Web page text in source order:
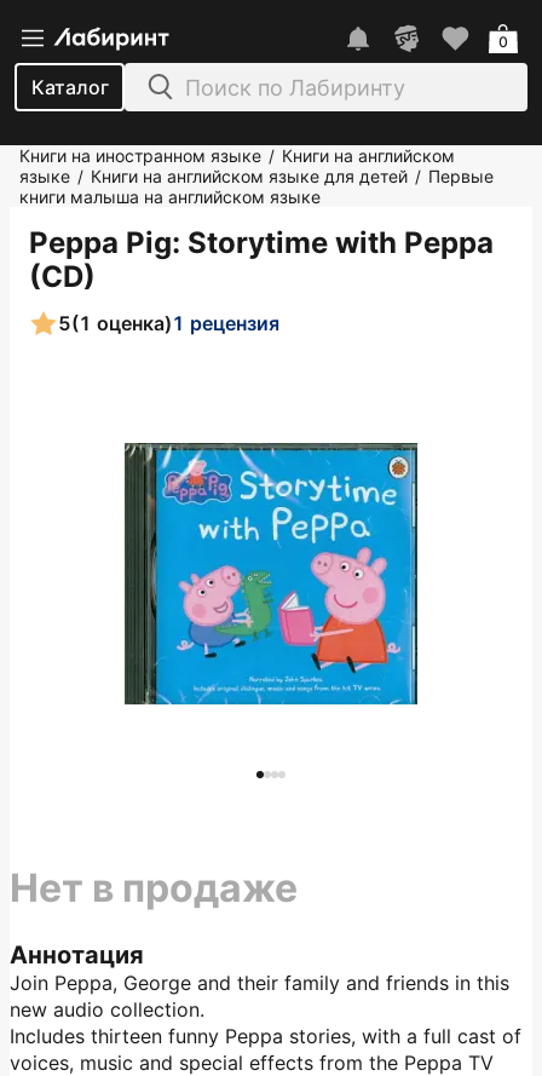
Каталог
0
Книги на иностранном языке / Книги на английском
языке / Книги на английском языке для детей / Первые
книги малыша на английском языке
Peppa Pig: Storytime with Peppa
(CD)
5(1 оценка)1 рецензия
Аннотация
Join Peppa, George and their family and friends in this
new audio collection.
Includes thirteen funny Peppa stories, with a full cast of
voices, music and special effects from the Peppa TV
Нет в продаже